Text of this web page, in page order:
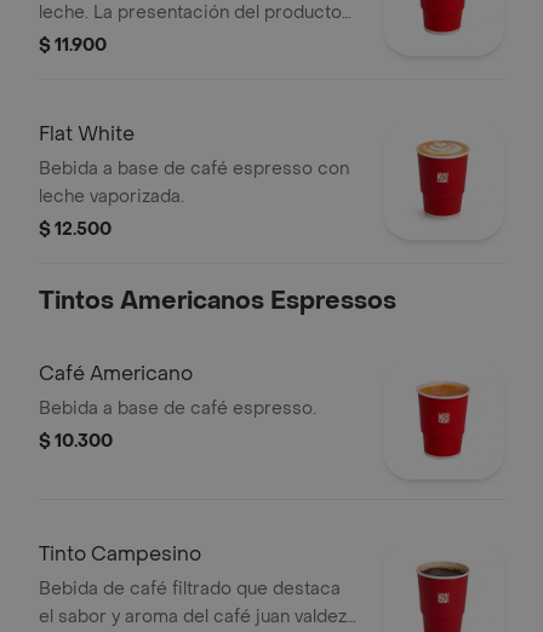
leche. La presentación del producto
puede variar significativamente tras 5
domicilio.
$ 11.900
Flat White
Bebida a base de café espresso con
leche vaporizada.
$ 12.500
Tintos Americanos Espressos
Café Americano
Bebida a base de café espresso.
$ 10.300
Tinto Campesino
Bebida de café filtrado que destaca
el sabor y aroma del café juan valdez,